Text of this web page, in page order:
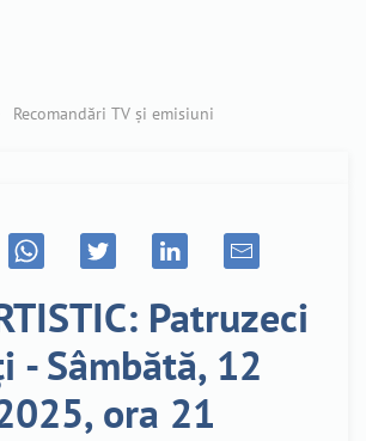
Recomandări TV și emisiuni
Patruzeci
- Sâmbătă, 12
ora 21